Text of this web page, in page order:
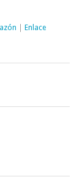
Enlace